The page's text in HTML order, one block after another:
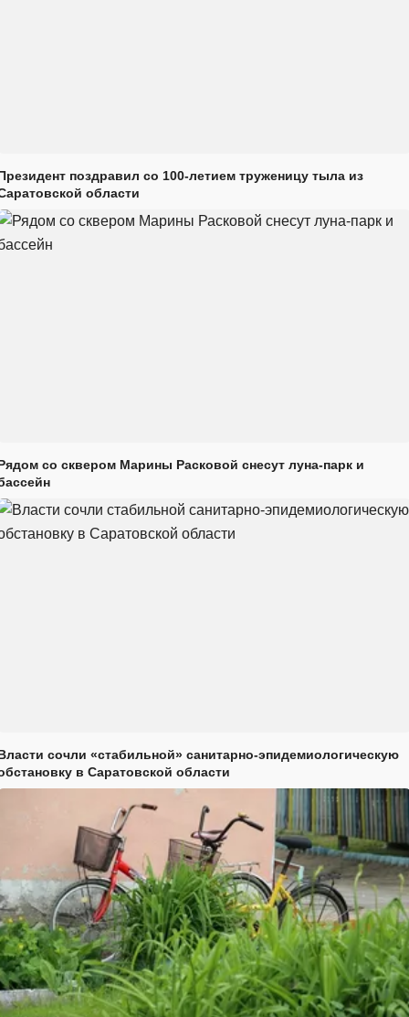
поздравил со 100-летием труженицу тыла из
области
со сквером Марины Расковой снесут луна-парк и
сочли «стабильной» санитарно-эпидемиологическую
в Саратовской области